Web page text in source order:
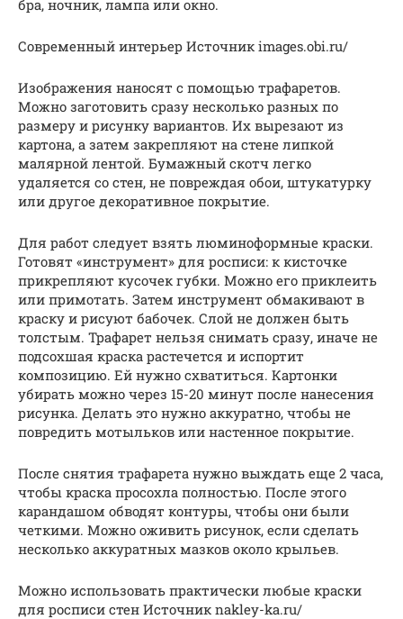
бра, ночник, лампа или окно.
Современный интерьер Источник images.obi.ru/
Изображения наносят с помощью трафаретов.
Можно заготовить сразу несколько разных по
размеру и рисунку вариантов. Их вырезают из
картона, а затем закрепляют на стене липкой
малярной лентой. Бумажный скотч легко
удаляется со стен, не повреждая обои, штукатурку
или другое декоративное покрытие.
Для работ следует взять люминоформные краски.
Готовят «инструмент» для росписи: к кисточке
прикрепляют кусочек губки. Можно его приклеить
или примотать. Затем инструмент обмакивают в
краску и рисуют бабочек. Слой не должен быть
толстым. Трафарет нельзя снимать сразу, иначе не
подсохшая краска растечется и испортит
композицию. Ей нужно схватиться. Картонки
убирать можно через 15-20 минут после нанесения
рисунка. Делать это нужно аккуратно, чтобы не
повредить мотыльков или настенное покрытие.
После снятия трафарета нужно выждать еще 2 часа,
чтобы краска просохла полностью. После этого
карандашом обводят контуры, чтобы они были
четкими. Можно оживить рисунок, если сделать
несколько аккуратных мазков около крыльев.
Можно использовать практически любые краски
для росписи стен Источник nakley-ka.ru/